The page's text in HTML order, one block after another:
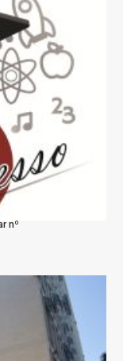
nº